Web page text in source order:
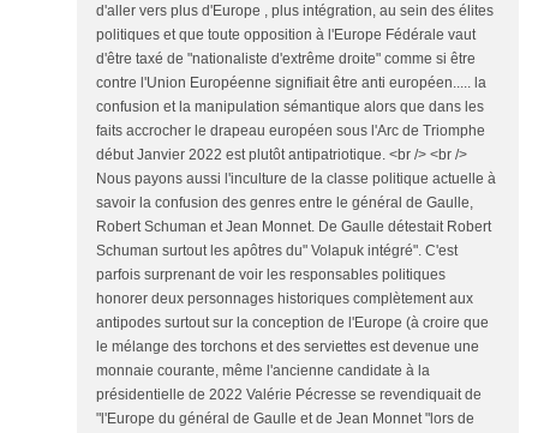
d'aller vers plus d'Europe , plus intégration, au sein des élites
politiques et que toute opposition à l'Europe Fédérale vaut
d'être taxé de "nationaliste d'extrême droite" comme si être
contre l'Union Européenne signifiait être anti européen..... la
confusion et la manipulation sémantique alors que dans les
faits accrocher le drapeau européen sous l'Arc de Triomphe
début Janvier 2022 est plutôt antipatriotique. <br /> <br />
Nous payons aussi l'inculture de la classe politique actuelle à
savoir la confusion des genres entre le général de Gaulle,
Robert Schuman et Jean Monnet. De Gaulle détestait Robert
Schuman surtout les apôtres du" Volapuk intégré". C'est
parfois surprenant de voir les responsables politiques
honorer deux personnages historiques complètement aux
antipodes surtout sur la conception de l'Europe (à croire que
le mélange des torchons et des serviettes est devenue une
monnaie courante, même l'ancienne candidate à la
présidentielle de 2022 Valérie Pécresse se revendiquait de
"l'Europe du général de Gaulle et de Jean Monnet "lors de